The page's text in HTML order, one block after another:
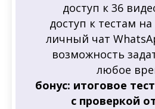
доступ к 36
доступ к тестам
личный чат
возможность
любое
бонус: итоговое
с проверкой